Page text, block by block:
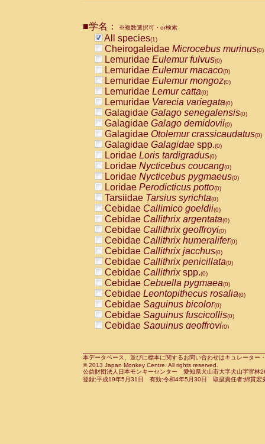
CebidaeCebus nigrivittatus
CebidaeCebus
CebidaeSaimiri boliviensis(0)
CebidaeSaimiri sciureus(0)
AtelidaeAlouatta caraya(0)
AtelidaeAlouatta fusca(0)
AtelidaeAlouatta seniculus
AtelidaeAlouattaspp.(0)
AtelidaeAteles belzebuth(0)
AtelidaeAteles geoffroyi(0)
AtelidaeAteles paniscus(0)
AtelidaeAtelesspp.(0)
Atelidae Lagothrix lagothricha
AtelidaeLagothrix lagothricha cana
PitheciidaeCacajao calvus
PitheciidaeCallicebus cupreus
PitheciidaeCallicebus donacophilus
PitheciidaeCallicebus moloch
PitheciidaeCallicebus torquatus
PitheciidaeCallicebusspp.(0)
PitheciidaeChiropotes satanas(0)
PitheciidaePithecia monachus
PitheciidaePithecia pithecia(0)
CercopithecidaeCercocebus agilis
CercopithecidaeCercocebus
CercopithecidaeCercocebus
CercopithecidaeCercocebus
CercopithecidaeCercocebus
CercopithecidaeCercocebushybrid
CercopithecidaePapio anubis(0)
CercopithecidaePapio cynocephalus
CercopithecidaePapio hamadryas(0)
■学名： ※複数選択可・or検索
All species(1)
Cheirogaleidae Microcebus murinus(0)
Lemuridae Eulemur fulvus(0)
Lemuridae Eulemur macaco(0)
Lemuridae Eulemur mongoz(0)
Lemuridae Lemur catta(0)
Lemuridae Varecia variegata(0)
Galagidae Galago senegalensis(0)
Galagidae Galago demidovii(0)
Galagidae Otolemur crassicaudatus(0)
Galagidae Galagidae spp.(0)
Loridae Loris tardigradus(0)
Loridae Nycticebus coucang(0)
Loridae Nycticebus pygmaeus(0)
Loridae Perodicticus potto(0)
Tarsiidae Tarsius syrichta(0)
Cebidae Callimico goeldii(0)
Cebidae Callithrix argentata(0)
Cebidae Callithrix geoffroyi(0)
Cebidae Callithrix humeralifer(0)
Cebidae Callithrix jacchus(0)
Cebidae Callithrix penicillata(0)
Cebidae Callithrixspp.(0)
Cebidae Cebuella pygmaea(0)
Cebidae Leontopithecus rosalia(0)
Cebidae Saguinus bicolor(0)
Cebidae Saguinus fuscicollis(0)
Cebidae Saguinus geoffroyi(0)
CebidaeSaguinus leucopus(0)
CebidaeSaguinus midas(0)
Cebidae Saguinus mystax(0)
本データベース、並びに標本に関するお問い合わせはキュレータ
© 2013 Japan Monkey Centre. All rights reserved.
公益財団法人日本モンキーセンター 愛知県犬山市大字犬山字官
登録:平成19年5月31日 有効:令和4年5月30日 取扱責任者:綿貫宏